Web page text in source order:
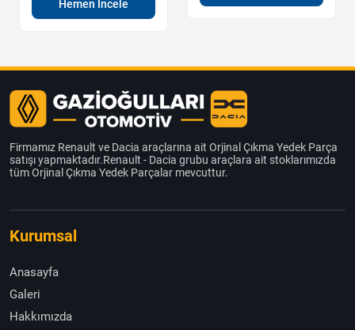
Hemen İncele
Firmamız Renault ve Dacia araçlarına ait Orjinal Çıkma Yedek Parça
satışı yapmaktadır.Renault - Dacia grubu araçlara ait stoklarımızda
tüm Orjinal Çıkma Yedek Parçalar mevcuttur.
Kurumsal
Anasayfa
Galeri
Hakkımızda